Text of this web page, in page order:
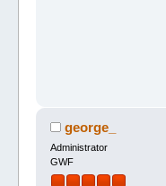
george_
Administrator
GWF